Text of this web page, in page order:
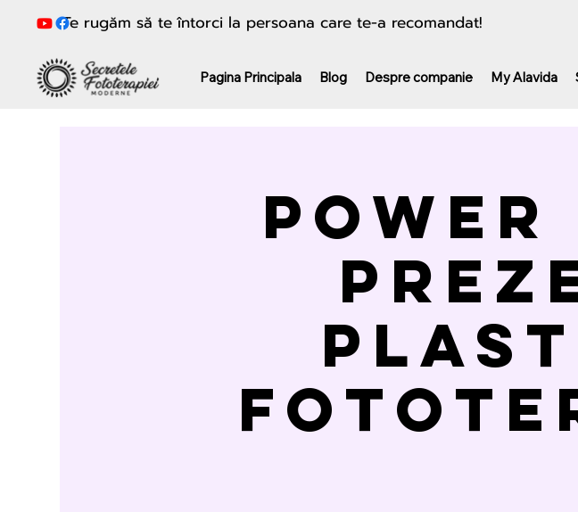
Te rugăm să te întorci la persoana care te-a recomandat!
Pagina Principala Blog Despre companie My Alavida
Power